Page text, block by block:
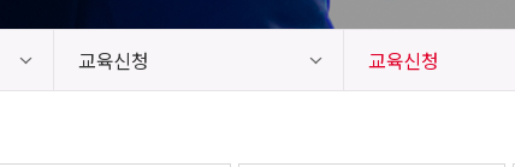
교육신청 교육신청